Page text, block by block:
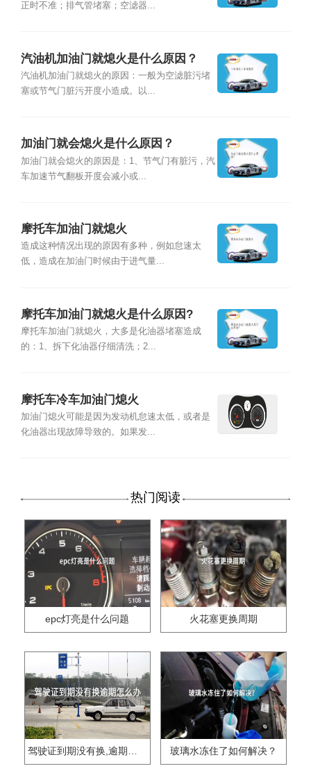
正时不准；排气管堵塞；空滤器...
汽油机加油门就熄火是什么原因？
汽油机加油门就熄火的原因：一般为空滤脏污堵
塞或节气门脏污开度小造成。以...
加油门就会熄火是什么原因？
加油门就会熄火的原因是：1、节气门有脏污，汽
车加速节气翻板开度会减小或...
摩托车加油门就熄火
造成这种情况出现的原因有多种，例如怠速太
低，造成在加油门时候由于进气量...
摩托车加油门就熄火是什么原因?
摩托车加油门就熄火，大多是化油器堵塞造成
的：1、拆下化油器仔细清洗；2...
摩托车冷车加油门熄火
加油门熄火可能是因为发动机怠速太低，或者是
化油器出现故障导致的。如果发...
热门阅读
epc灯亮是什么问题 火花塞更换周期
驾驶证到期没有换,逾期怎么办?? 玻璃水冻住了如何解决？